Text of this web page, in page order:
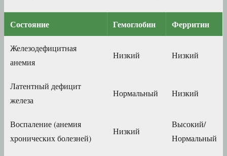
Состояние Гемоглобин Ферритин
Железодефицитная
анемия
Низкий Низкий
Латентный дефицит
железа
Нормальный Низкий
Воспаление (анемия
хронических болезней)
Низкий
Высокий/
Нормальный